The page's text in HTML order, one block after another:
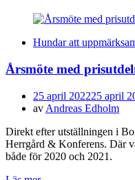
Hundar att
Årsmöte med
Publicerad
den
25 april 202225 april
av Andreas Edholm
Direkt efter utställningen i
Herrgård & Konferens. Där
både för 2020 och 2021.